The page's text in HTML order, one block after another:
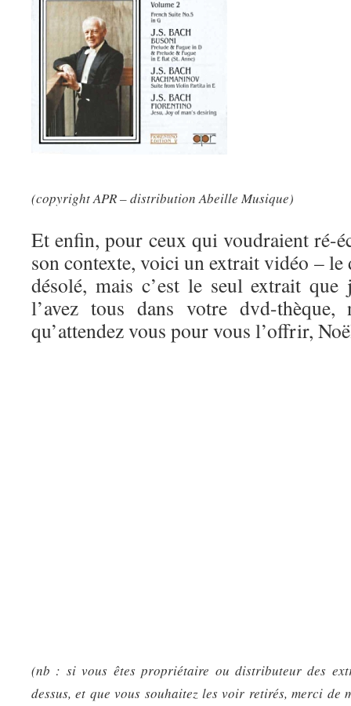
(copyright APR – distribution Abeille Musique)
Et enfin, pour ceux qui voudraient ré-
son contexte, voici un extrait vidéo – le
désolé, mais c’est le seul extrait
l’avez tous dans votre dvd-thèque,
qu’attendez vous pour vous l’offrir,
(nb : si vous êtes propriétaire ou distributeur des
dessus, et que vous souhaitez les voir retirés, merci de